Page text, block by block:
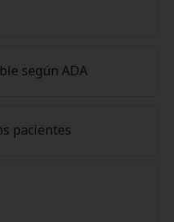
según ADA
pacientes